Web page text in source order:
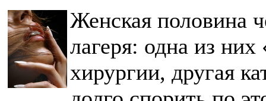
Женская половина
лагеря: одна из
хирургии, другая